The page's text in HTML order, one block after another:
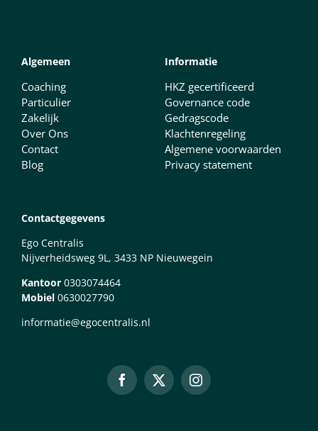
Algemeen
Coaching
Particulier
Zakelijk
Over Ons
Contact
Blog
Informatie
HKZ gecertificeerd
Governance code
Gedragscode
Klachtenregeling
Algemene voorwaarden
Privacy statement
Contactgegevens
Ego Centralis
Nijverheidsweg 9L, 3433 NP Nieuwegein
Kantoor 0303074464
Mobiel 0630027790
informatie@egocentralis.nl